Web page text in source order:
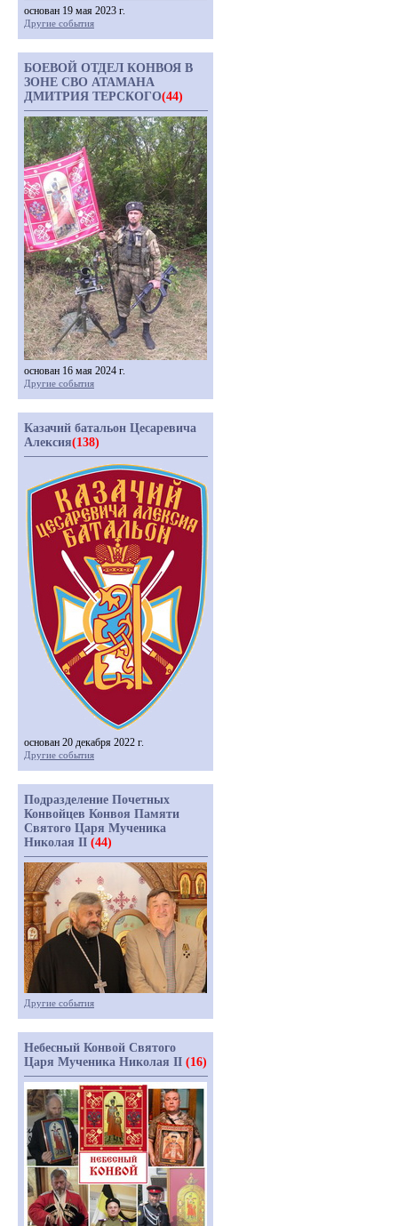
основан 19 мая 2023 г.
Другие события
БОЕВОЙ ОТДЕЛ КОНВОЯ В
ЗОНЕ СВО АТАМАНА
ДМИТРИЯ ТЕРСКОГО(44)
основан 16 мая 2024 г.
Другие события
Казачий батальон Цесаревича
Алексия(138)
основан 20 декабря 2022 г.
Другие события
Подразделение Почетных
Конвойцев Конвоя Памяти
Святого Царя Мученика
Николая II (44)
Другие события
Небесный Конвой Святого
Царя Мученика Николая II (16)